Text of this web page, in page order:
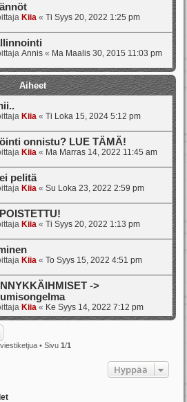
Kiia « Ti Syys 20, 2022 1:25 pm
Annis « Ma Maalis 30, 2015 11:03 pm
Aiheet
Kiia « Ti Loka 15, 2024 5:12 pm
onnistu? LUE TÄMÄ!
Kiia « Ma Marras 14, 2022 11:45 am
pelitä
Kiia « Su Loka 23, 2022 2:59 pm
Kiia « Ti Syys 20, 2022 1:13 pm
Kiia « To Syys 15, 2022 4:51 pm
->
Kiia « Ke Syys 14, 2022 7:12 pm
• Sivu 1/1
Hyppää